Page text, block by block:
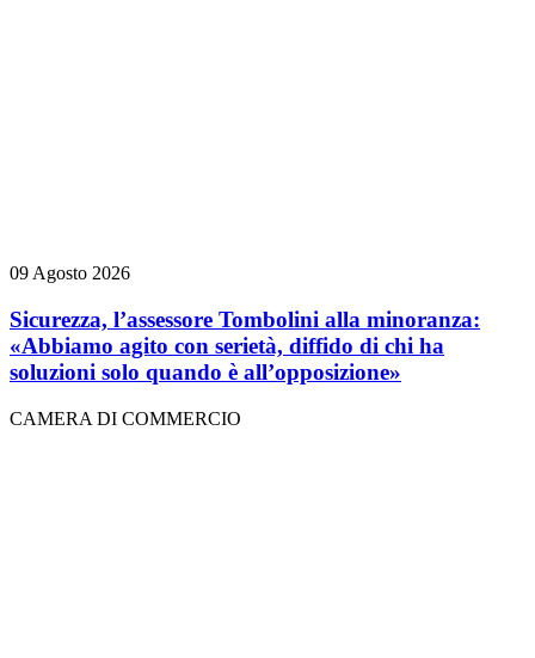
09 Agosto 2026
Sicurezza, l’assessore Tombolini alla minoranza:
«Abbiamo agito con serietà, diffido di chi ha
soluzioni solo quando è all’opposizione»
CAMERA DI COMMERCIO